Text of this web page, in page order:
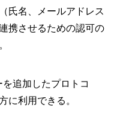
氏名、メールアドレス
携させるための認可の
追加したプロトコ
に利用できる。